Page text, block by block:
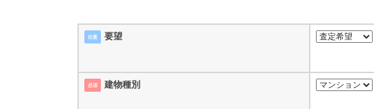
任意 要望
必須 建物種別